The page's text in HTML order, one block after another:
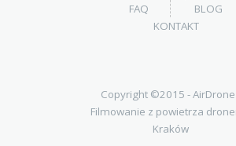
FAQ
BLOG
KONTAKT
Copyright ©2015 -
Filmowanie z powietrza
Kraków